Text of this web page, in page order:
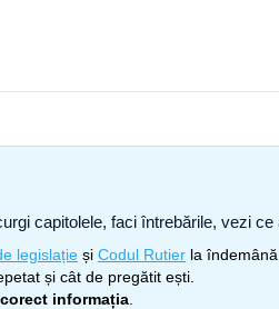
capitolele, faci întrebările, vezi
legislație și Codul Rutier la îndemână.
și cât de pregătit ești.
informația